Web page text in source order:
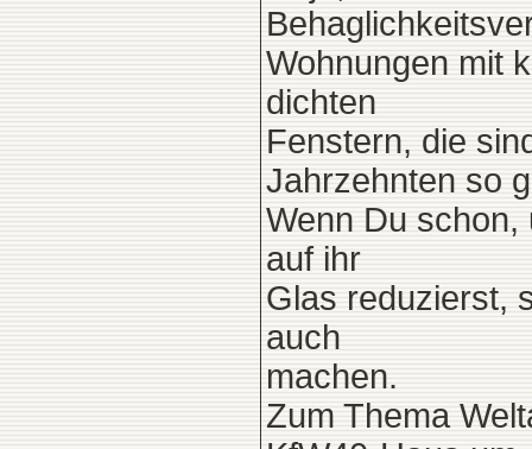
Wohnungen mit
dichten
Fenstern, die
Jahrzehnten so
Wenn Du schon,
auf ihr
Glas reduzierst,
auch
machen.
Zum Thema